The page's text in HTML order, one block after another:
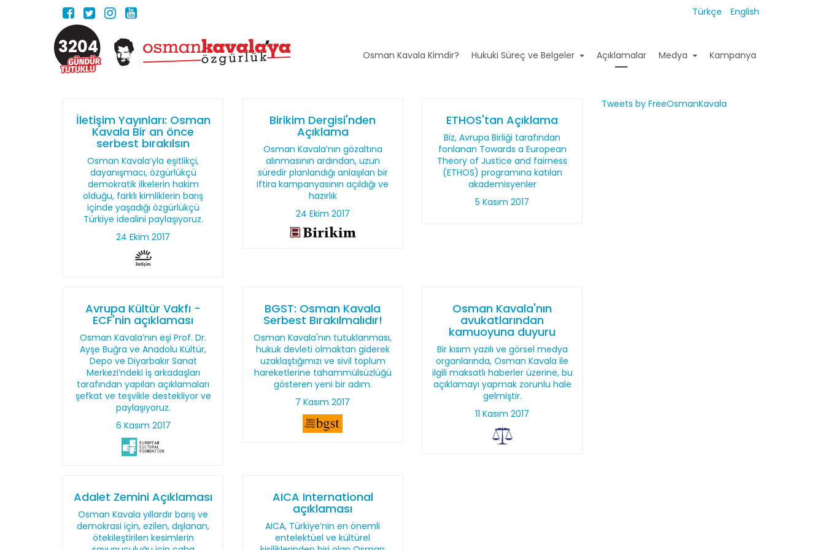
Türkçe English
3204 Osman Kavala Kimdir? Hukuki Süreç ve Belgeler Açıklamalar Medya Kampanya
İletişim Yayınları: Osman
Kavala Bir an önce
serbest bırakılsın
Osman Kavala’yla eşitlikçi,
dayanışmacı, özgürlükçü
demokratik ilkelerin hakim
olduğu, farklı kimliklerin barış
içinde yaşadığı özgürlükçü
Türkiye idealini paylaşıyoruz.
24 Ekim 2017
Birikim Dergisi'nden
Açıklama
Osman Kavala’nın gözaltına
alınmasının ardından, uzun
süredir planlandığı anlaşılan bir
iftira kampanyasının açıldığı ve
hazırlık
24 Ekim 2017
ETHOS'tan Açıklama
Biz, Avrupa Birliği tarafından
fonlanan Towards a European
Theory of Justice and fairness
(ETHOS) programına katılan
akademisyenler
5 Kasım 2017
Avrupa Kültür Vakfı -
ECF'nin açıklaması
Osman Kavala’nın eşi Prof. Dr.
Ayşe Buğra ve Anadolu Kültür,
Depo ve Diyarbakır Sanat
Merkezi’ndeki iş arkadaşları
tarafından yapılan açıklamaları
şefkat ve teşvikle destekliyor ve
paylaşıyoruz.
6 Kasım 2017
BGST: Osman Kavala
Serbest Bırakılmalıdır!
Osman Kavala'nın tutuklanması,
hukuk devleti olmaktan giderek
uzaklaştığımızı ve sivil toplum
hareketlerine tahammülsüzlüğü
gösteren yeni bir adım.
7 Kasım 2017
Osman Kavala'nın
avukatlarından
kamuoyuna duyuru
Bir kısım yazılı ve görsel medya
organlarında, Osman Kavala ile
ilgili maksatlı haberler üzerine, bu
açıklamayı yapmak zorunlu hale
gelmiştir.
11 Kasım 2017
Adalet Zemini Açıklaması
Osman Kavala yıllardır barış ve
demokrasi için, ezilen, dışlanan,
ötekileştirilen kesimlerin
AICA International
açıklaması
AICA, Türkiye’nin en önemli
entelektüel ve kültürel
Tweets by FreeOsmanKavala